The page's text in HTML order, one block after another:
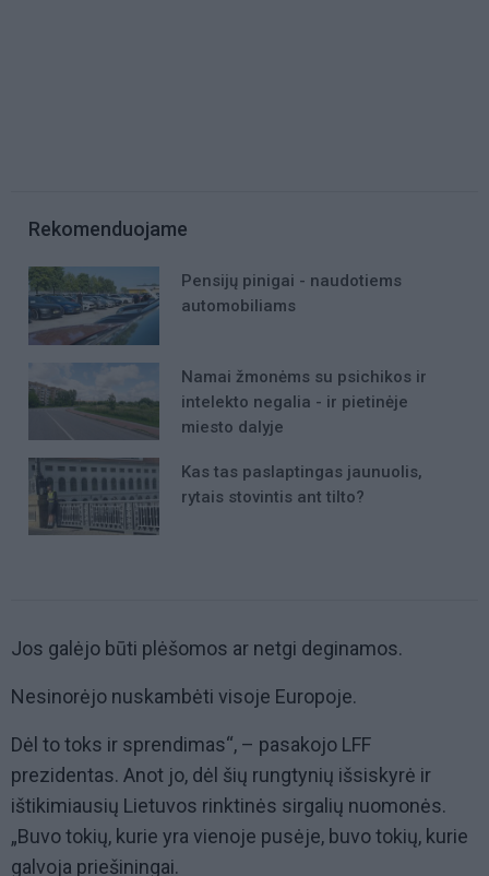
Rekomenduojame
Pensijų pinigai - naudotiems
automobiliams
Namai žmonėms su psichikos ir
intelekto negalia - ir pietinėje
miesto dalyje
Kas tas paslaptingas jaunuolis,
rytais stovintis ant tilto?
Jos galėjo būti plėšomos ar netgi deginamos.
Nesinorėjo nuskambėti visoje Europoje.
Dėl to toks ir sprendimas“, – pasakojo LFF
prezidentas. Anot jo, dėl šių rungtynių išsiskyrė ir
ištikimiausių Lietuvos rinktinės sirgalių nuomonės.
„Buvo tokių, kurie yra vienoje pusėje, buvo tokių, kurie
galvoja priešiningai.